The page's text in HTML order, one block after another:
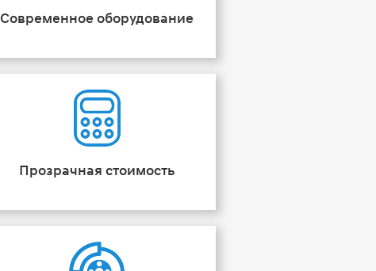
Современное оборудование
Прозрачная стоимость